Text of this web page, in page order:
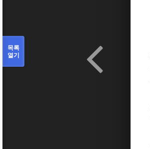
목록
열기